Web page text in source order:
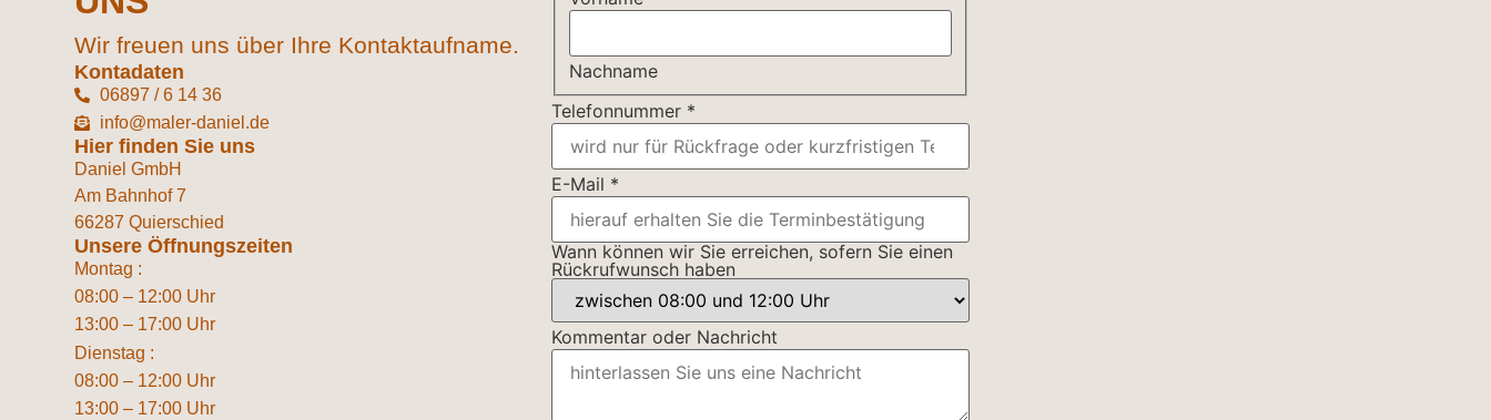
Wir freuen uns über Ihre Kontaktaufname.
Kontadaten
06897 / 6 14 36
info@maler-daniel.de
Hier finden Sie uns
Daniel GmbH
Am Bahnhof 7
66287 Quierschied
Unsere Öffnungszeiten
Montag :
08:00 – 12:00 Uhr
13:00 – 17:00 Uhr
Dienstag :
08:00 – 12:00 Uhr
13:00 – 17:00 Uhr
Nachname
Telefonnummer *
E-Mail *
Wann können wir Sie erreichen, sofern Sie einen
Rückrufwunsch haben
Kommentar oder Nachricht